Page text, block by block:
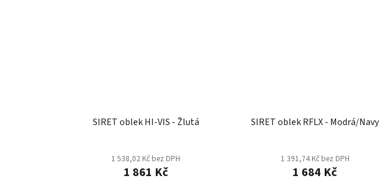
SIRET oblek HI-VIS - Žlutá
1 538,02 Kč bez DPH
1 861 Kč
SIRET oblek RFLX - Modrá/Navy
1 391,74 Kč bez DPH
1 684 Kč